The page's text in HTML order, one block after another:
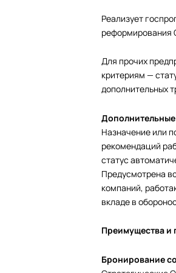
Реализует
реформирования
Для прочих
критериям —
дополнительных
Дополнительные
Назначение или
рекомендаций
статус
Предусмотрена
компаний,
вкладе в
Преимущества и
Бронирование